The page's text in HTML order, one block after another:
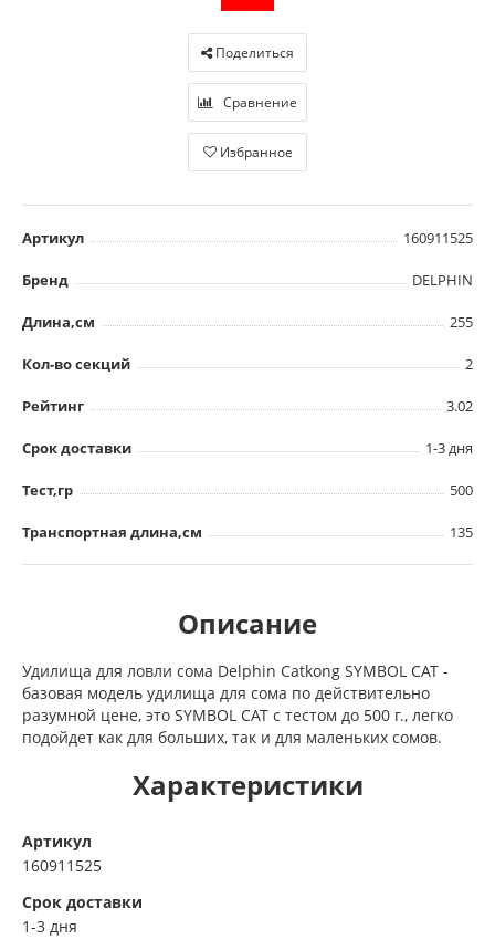
Поделиться
Сравнение
Избранное
Артикул 160911525
Бренд DELPHIN
Длина,см 255
Кол-во секций 2
Рейтинг 3.02
Срок доставки 1-3 дня
Тест,гр 500
Транспортная длина,см 135
Описание
Удилища для ловли сома Delphin Catkong SYMBOL CAT -
базовая модель удилища для сома по действительно
разумной цене, это SYMBOL CAT с тестом до 500 г., легко
подойдет как для больших, так и для маленьких сомов.
Характеристики
Артикул
160911525
Срок доставки
1-3 дня